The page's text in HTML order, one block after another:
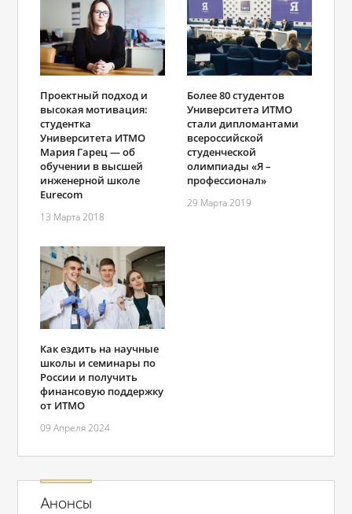
Проектный подход и
высокая мотивация:
студентка
Университета ИТМО
Мария Гарец — об
обучении в высшей
инженерной школе
Eurecom
13 Марта 2018
Более 80 студентов
Университета ИТМО
стали дипломантами
всероссийской
студенческой
олимпиады «Я –
профессионал»
29 Марта 2019
Как ездить на научные
школы и семинары по
России и получить
финансовую поддержку
от ИТМО
09 Апреля 2024
Анонсы